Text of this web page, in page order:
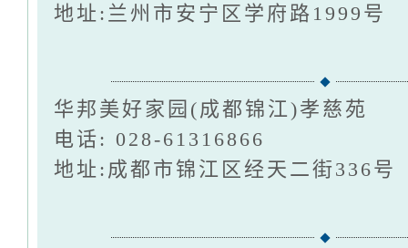
地址:兰州市安宁区学府路1999号
华邦美好家园(成都锦江)孝慈苑
电话: 028-61316866
地址:成都市锦江区经天二街336号